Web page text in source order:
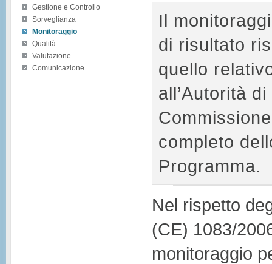
Gestione e Controllo
Sorveglianza
Monitoraggio
Qualità
Valutazione
Comunicazione
Il
di risultato
quello
all’Autorità
completo
Programma.
Nel rispetto
(CE) 1083/
monitoraggio